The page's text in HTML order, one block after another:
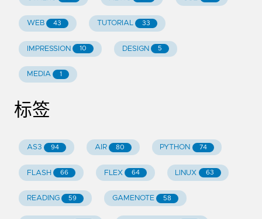
WEB 43 TUTORIAL 33
IMPRESSION 10 DESIGN 5
MEDIA 1
标签
AS3 94 AIR 80 PYTHON 74
FLASH 66 FLEX 64 LINUX 63
READING 59 GAMENOTE 58